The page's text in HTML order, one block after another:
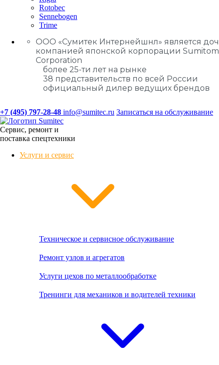
Rotobec
Sennebogen
Trime
ООО «Сумитек Интернейшнл» является
компанией японской корпорации
Corporation
более 25-ти лет на рынке
38 представительств по всей России
официальный дилер ведущих брендов
+7 (495) 797-28-48 info@sumitec.ru Записаться на обслуживание
Сервис, ремонт и
поставка спецтехники
Услуги и сервис
Техническое и сервисное обслуживание
Ремонт узлов и агрегатов
Услуги цехов по металлообработке
Тренинги для механиков и водителей техники